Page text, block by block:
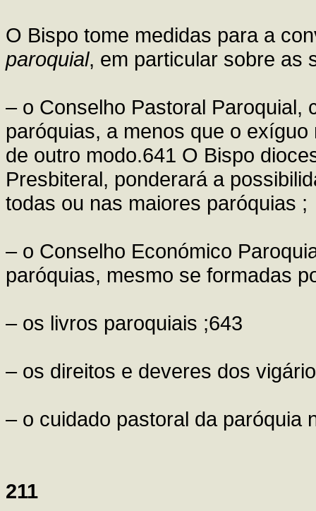
O Bispo tome medidas para a
paroquial, em particular sobre as
– o Conselho Pastoral Paroquial,
paróquias, a menos que o
de outro modo.641 O Bispo
Presbiteral, ponderará a
todas ou nas maiores paróquias ;
– o Conselho Económico
paróquias, mesmo se formadas
– os livros paroquiais ;643
– os direitos e deveres dos
– o cuidado pastoral da paróquia
211